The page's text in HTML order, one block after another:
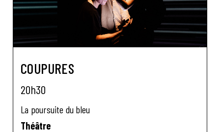
COUPURES
20h30
La poursuite du bleu
Théâtre